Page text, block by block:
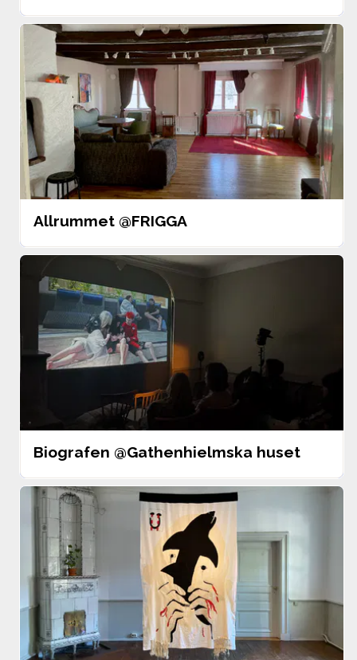
Allrummet @FRIGGA
Biografen @Gathenhielmska huset